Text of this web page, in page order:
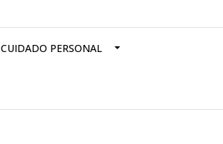
CUIDADO PERSONAL